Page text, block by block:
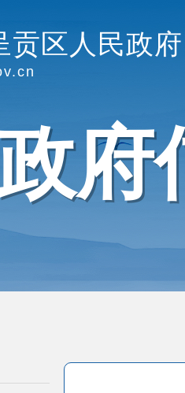
贡区人民政府
府